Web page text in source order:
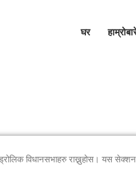
घर
विधानसभाहरु राख्नुहोस। यस